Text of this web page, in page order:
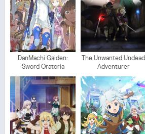
DanMachi Gaiden:
Sword Oratoria
The Unwanted Undead
Adventurer